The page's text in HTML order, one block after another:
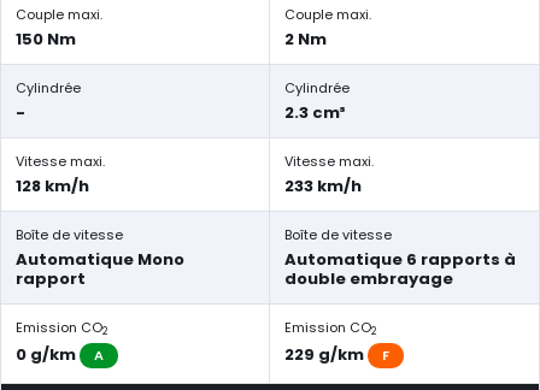
Couple maxi.
150 Nm
Couple maxi.
2 Nm
Cylindrée
-
Cylindrée
2.3 cm³
Vitesse maxi.
128 km/h
Vitesse maxi.
233 km/h
Boîte de vitesse
Automatique Mono
rapport
Boîte de vitesse
Automatique 6 rapports à
double embrayage
Emission CO2
0 g/km A
Emission CO2
229 g/km F